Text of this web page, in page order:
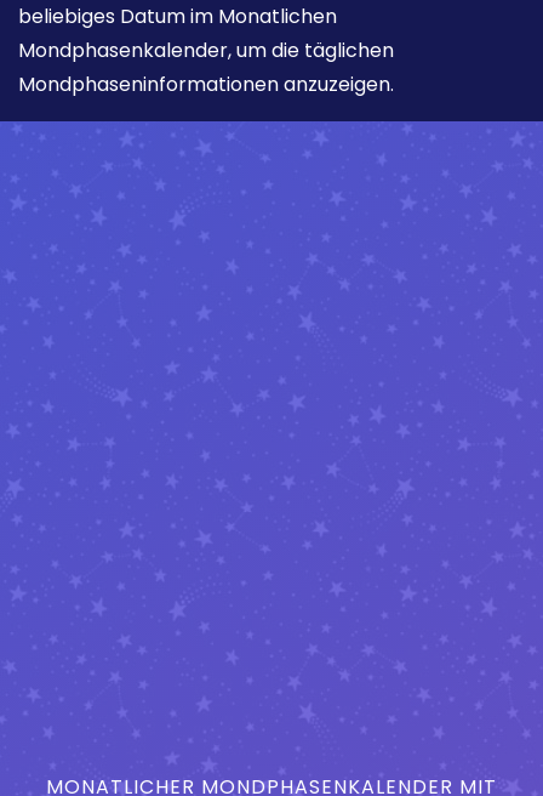
beliebiges Datum im Monatlichen
Mondphasenkalender, um die täglichen
Mondphaseninformationen anzuzeigen.
MONATLICHER MONDPHASENKALENDER MIT